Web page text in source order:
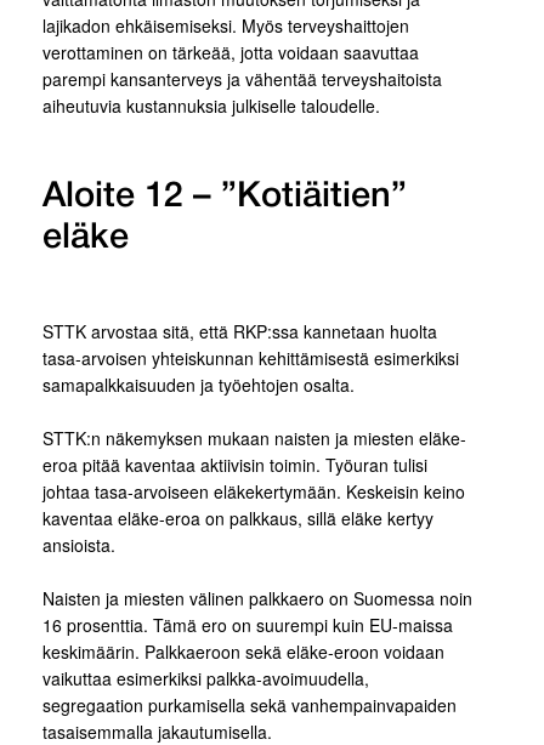
lajikadon ehkäisemiseksi. Myös terveyshaittojen
verottaminen on tärkeää, jotta voidaan saavuttaa
parempi kansanterveys ja vähentää terveyshaitoista
aiheutuvia kustannuksia julkiselle taloudelle.
Aloite 12 – ”Kotiäitien”
eläke
STTK arvostaa sitä, että RKP:ssa kannetaan huolta
tasa-arvoisen yhteiskunnan kehittämisestä esimerkiksi
samapalkkaisuuden ja työehtojen osalta.
STTK:n näkemyksen mukaan naisten ja miesten eläke-
eroa pitää kaventaa aktiivisin toimin. Työuran tulisi
johtaa tasa-arvoiseen eläkekertymään. Keskeisin keino
kaventaa eläke-eroa on palkkaus, sillä eläke kertyy
ansioista.
Naisten ja miesten välinen palkkaero on Suomessa noin
16 prosenttia. Tämä ero on suurempi kuin EU-maissa
keskimäärin. Palkkaeroon sekä eläke-eroon voidaan
vaikuttaa esimerkiksi palkka-avoimuudella,
segregaation purkamisella sekä vanhempainvapaiden
tasaisemmalla jakautumisella.